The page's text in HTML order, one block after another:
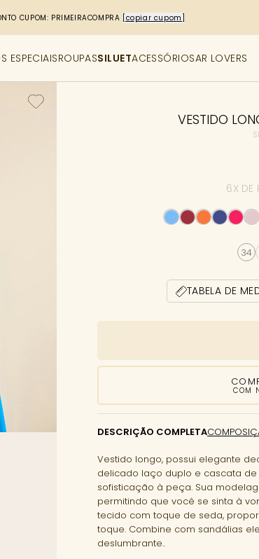
CUPOM: PRIMEIRACOMPRA [copiar cupom]
ESPECIAISROUPASSILUETACESSÓRIOSAR LOVERS
VESTIDO
6X DE
34
TABELA DE
COM
DESCRIÇÃO COMPLETA
Vestido longo, possui elegante
delicado laço duplo e cascata
sofisticação à peça. Sua
permitindo que você se sinta à
tecido com toque de seda,
toque. Combine com sandálias
deslumbrante..